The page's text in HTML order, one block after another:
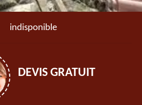
indisponible
DEVIS GRATUIT